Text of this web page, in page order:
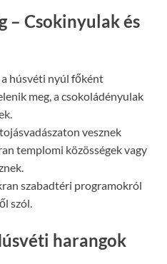
– Csokinyulak és
húsvéti nyúl főként
meg, a csokoládényulak
vesznek
templomi közösségek vagy
szabadtéri programokról
szól.
harangok